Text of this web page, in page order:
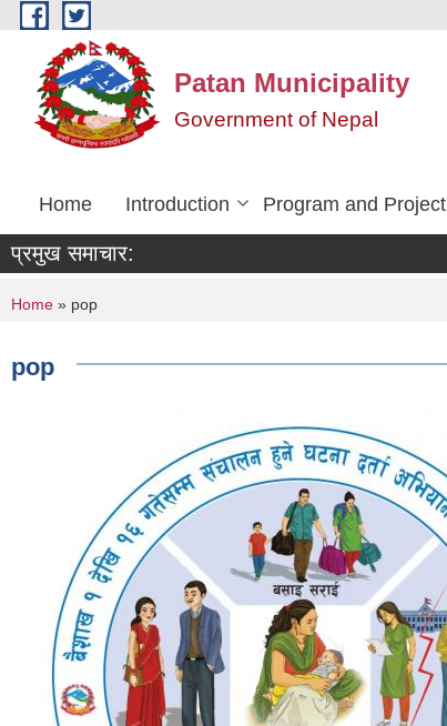
Skip to main content
Patan Municipality
Government of Nepal
Home Introduction Program and Project
प्रमुख समाचार:
You are here
Home » pop
pop